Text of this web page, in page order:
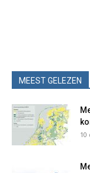
MEEST GELEZEN
10